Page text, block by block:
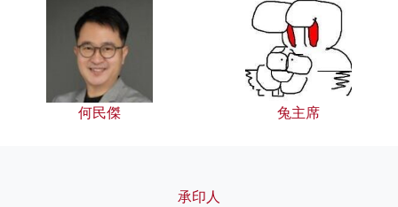
何民傑 兔主席
承印人